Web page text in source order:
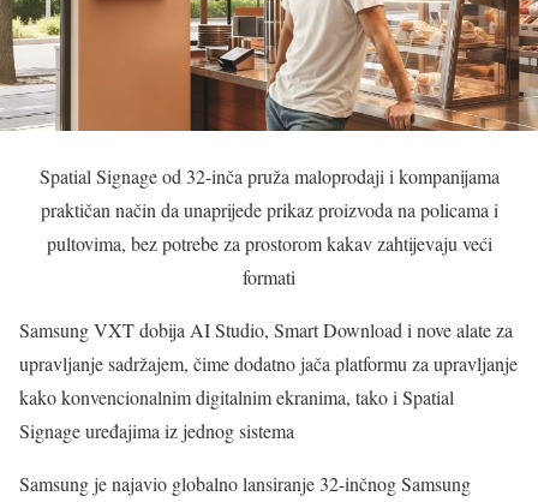
Spatial Signage od 32-inča pruža maloprodaji i kompanijama
praktičan način da unaprijede prikaz proizvoda na policama i
pultovima, bez potrebe za prostorom kakav zahtijevaju veći
formati
Samsung VXT dobija AI Studio, Smart Download i nove alate za
upravljanje sadržajem, čime dodatno jača platformu za upravljanje
kako konvencionalnim digitalnim ekranima, tako i Spatial
Signage uređajima iz jednog sistema
Samsung je najavio globalno lansiranje 32-inčnog Samsung